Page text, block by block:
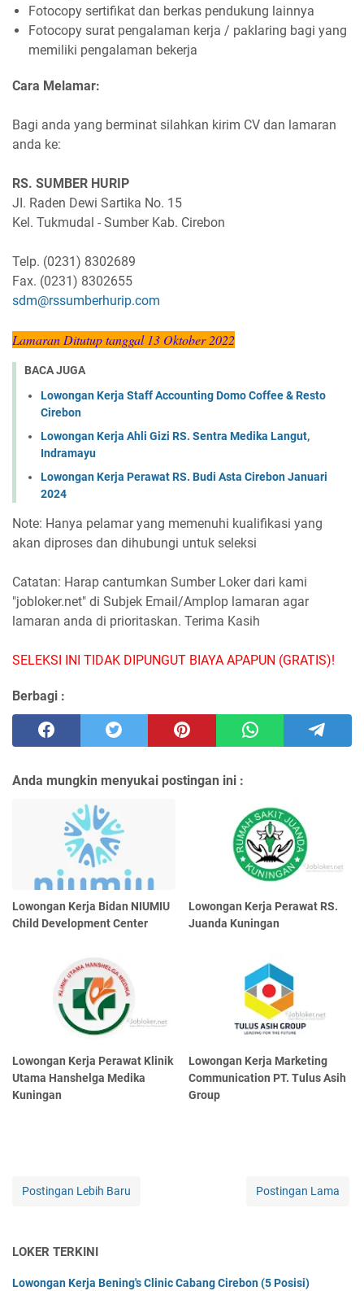
Fotocopy sertifikat dan berkas pendukung lainnya
Fotocopy surat pengalaman kerja / paklaring bagi yang
memiliki pengalaman bekerja
Cara Melamar:
Bagi anda yang berminat silahkan kirim CV dan lamaran
anda ke:
RS. SUMBER HURIP
JI. Raden Dewi Sartika No. 15
Kel. Tukmudal - Sumber Kab. Cirebon
Telp. (0231) 8302689
Fax. (0231) 8302655
sdm@rssumberhurip.com
Lamaran Ditutup tanggal 13 Oktober 2022
BACA JUGA
Lowongan Kerja Staff Accounting Domo Coffee & Resto
Cirebon
Lowongan Kerja Ahli Gizi RS. Sentra Medika Langut,
Indramayu
Lowongan Kerja Perawat RS. Budi Asta Cirebon Januari
2024
Note: Hanya pelamar yang memenuhi kualifikasi yang
akan diproses dan dihubungi untuk seleksi
Catatan: Harap cantumkan Sumber Loker dari kami
"jobloker.net" di Subjek Email/Amplop lamaran agar
lamaran anda di prioritaskan. Terima Kasih
SELEKSI INI TIDAK DIPUNGUT BIAYA APAPUN (GRATIS)!
Berbagi :
Anda mungkin menyukai postingan ini :
Lowongan Kerja Bidan NIUMIU
Child Development Center
Lowongan Kerja Perawat RS.
Juanda Kuningan
Lowongan Kerja Perawat Klinik
Utama Hanshelga Medika
Kuningan
Lowongan Kerja Marketing
Communication PT. Tulus Asih
Group
Postingan Lebih Baru Postingan Lama
LOKER TERKINI
Lowongan Kerja Bening's Clinic Cabang Cirebon (5 Posisi)